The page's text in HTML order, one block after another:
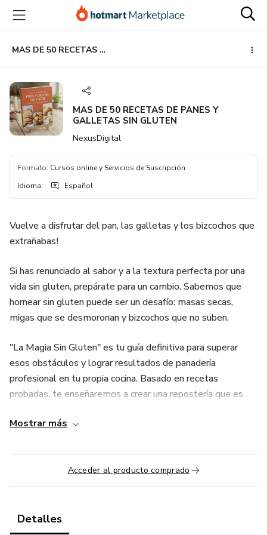
principal
página
de
página
MAS DE 50 RECETAS DE PANES Y GALLETAS SIN GLUTEN
MAS DE 50 RECETAS DE PANES Y
GALLETAS SIN GLUTEN
NexusDigital
Formato: Cursos online y Servicios de Suscripción
Idioma: Español
Vuelve a disfrutar del pan, las galletas y los bizcochos que
extrañabas!
Si has renunciado al sabor y a la textura perfecta por una
vida sin gluten, prepárate para un cambio. Sabemos que
hornear sin gluten puede ser un desafío: masas secas,
migas que se desmoronan y bizcochos que no suben.
"La Magia Sin Gluten" es tu guía definitiva para superar
esos obstáculos y lograr resultados de panadería
profesional en tu propia cocina. Basado en recetas
probadas, te enseñaremos a crear una repostería que es
sola pizca de harina de trigo.
Lo que Encontrarás en Este Recetario Imprescindible:
🍞 Panes Tiernos y Flexibles: Recetas para pan de molde,
elástica que creías imposible sin gluten.
Mostrar más
Acceder al producto comprado
Detalles